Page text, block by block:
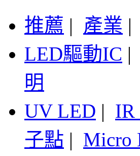
推薦 | 產業 |
LED驅動IC |
明
UV LED | IR
子點 | Micro